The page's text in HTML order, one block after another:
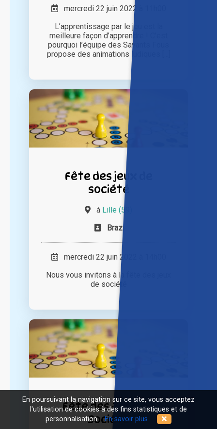
mercredi 22 juin 2022 à 11h00
L’apprentissage par le jeu est la
meilleure façon d’apprendre ! C’est
pourquoi l’équipe des Savants Fous
propose des animations ludiques [...]
Fête des jeux de
société
à Lille (59)
Braz
mercredi 22 juin 2022 à 14h00
Nous vous invitons à la fête des jeux
de société
Fête des Jeux de
Société
En poursuivant la navigation sur ce site, vous acceptez
l'utilisation de cookies à des fins statistiques et de
personnalisation.En savoir plus